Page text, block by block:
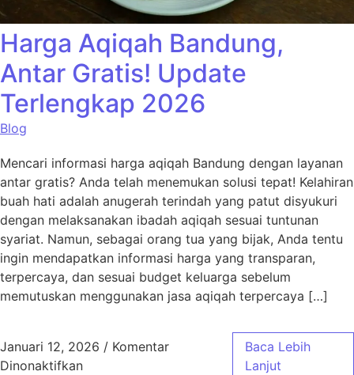
Harga Aqiqah Bandung,
Antar Gratis! Update
Terlengkap 2026
Blog
Mencari informasi harga aqiqah Bandung dengan layanan
antar gratis? Anda telah menemukan solusi tepat! Kelahiran
buah hati adalah anugerah terindah yang patut disyukuri
dengan melaksanakan ibadah aqiqah sesuai tuntunan
syariat. Namun, sebagai orang tua yang bijak, Anda tentu
ingin mendapatkan informasi harga yang transparan,
terpercaya, dan sesuai budget keluarga sebelum
memutuskan menggunakan jasa aqiqah terpercaya […]
Januari 12, 2026 / Komentar
Dinonaktifkanpada Harga Aqiqah Bandung, Antar Gratis!
Baca Lebih
Lanjut